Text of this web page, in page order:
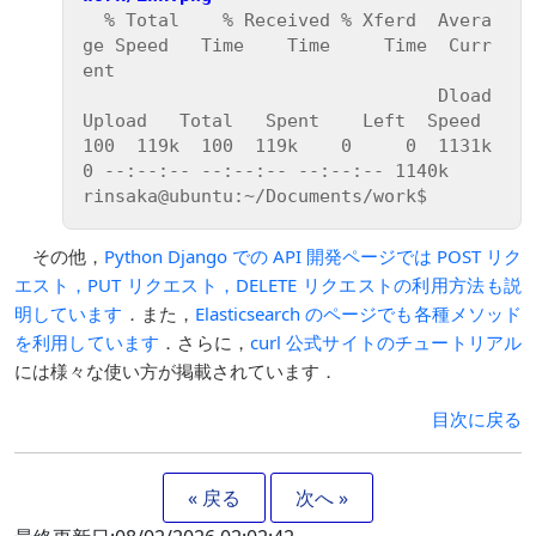
ge Speed   Time    Time     Time  Curr
ent
Upload   Total   Spent    Left  Speed
100  119k  100  119k    0     0  1131k
0 --:--:-- --:--:-- --:--:-- 1140k
その他， Python Django での API 開発ページでは POST リク
エスト，PUT リクエスト，DELETE リクエストの利用方法も説
明しています ．また， Elasticsearch のページでも各種メソッド
を利用しています ．さらに，curl 公式サイトのチュートリアル
には様々な使い方が掲載されています．
目次に戻る
« 戻る
次へ »